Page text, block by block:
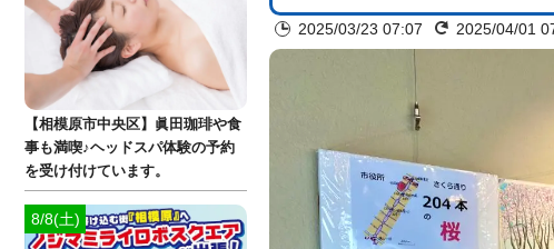
2025/03/23 07:07 2025/04/01
【相模原市中央区】眞田珈琲や食
事も満喫♪ヘッドスパ体験の予約
を受け付けています。
8/8(土)